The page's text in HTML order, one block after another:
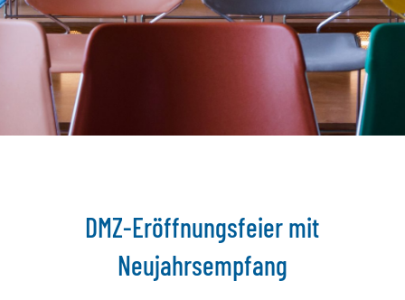
DMZ-Eröffnungsfeier mit
Neujahrsempfang